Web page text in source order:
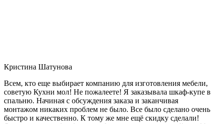
Кристина Шатунова
Всем, кто еще выбирает компанию для изготовления мебели,
советую Кухни мол! Не пожалеете! Я заказывала шкаф-купе в
спальню. Начиная с обсуждения заказа и заканчивая
монтажом никаких проблем не было. Все было сделано очень
быстро и качественно. К тому же мне ещё скидку сделали!